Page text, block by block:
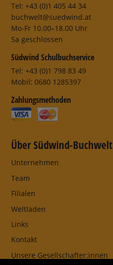
Tel: +43 (0)1 405 44 34
buchwelt@suedwind.at
Mo-Fr 10.00–18.00 Uhr
Sa geschlossen
Südwind Schulbuchservice
Tel: +43 (0)1 798 83 49
Mobil: 0680 1285397
Zahlungsmethoden
Über Südwind-Buchwelt
Unternehmen
Team
Filialen
Weltladen
Links
Kontakt
Unsere Gesellschafter:innen